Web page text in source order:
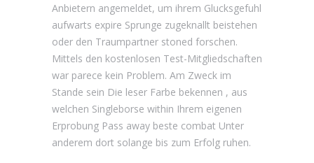
Anbietern angemeldet, um ihrem Glucksgefuhl
aufwarts expire Sprunge zugeknallt beistehen
oder den Traumpartner stoned forschen.
Mittels den kostenlosen Test-Mitgliedschaften
war parece kein Problem. Am Zweck im
Stande sein Die leser Farbe bekennen , aus
welchen Singleborse within Ihrem eigenen
Erprobung Pass away beste combat Unter
anderem dort solange bis zum Erfolg ruhen.